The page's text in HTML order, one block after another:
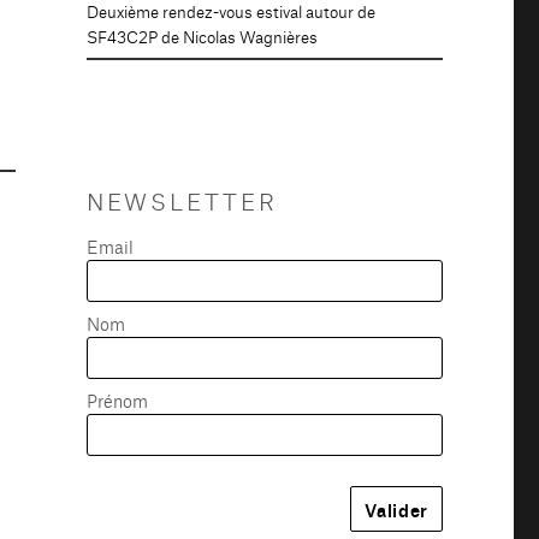
Deuxième rendez-vous estival autour de
SF43C2P de Nicolas Wagnières
NEWSLETTER
Email
Nom
Prénom